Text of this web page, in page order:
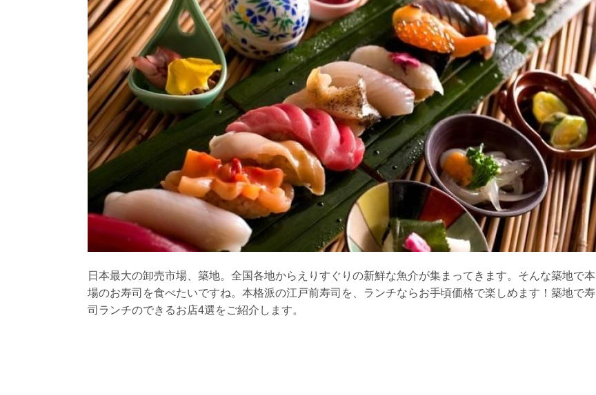
日本最大の卸売市場、築地。全国各地からえりすぐりの新鮮な魚介が集まってきます。そんな築地で本
場のお寿司を食べたいですね。本格派の江戸前寿司を、ランチならお手頃価格で楽しめます！築地で寿
司ランチのできるお店4選をご紹介します。